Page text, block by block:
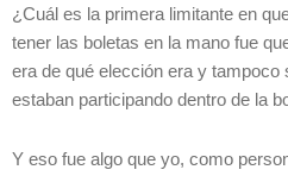
¿Cuál es la primera limitante en
tener las boletas en la mano fue
era de qué elección era y tampoco
estaban participando dentro de la
Y eso fue algo que yo, como